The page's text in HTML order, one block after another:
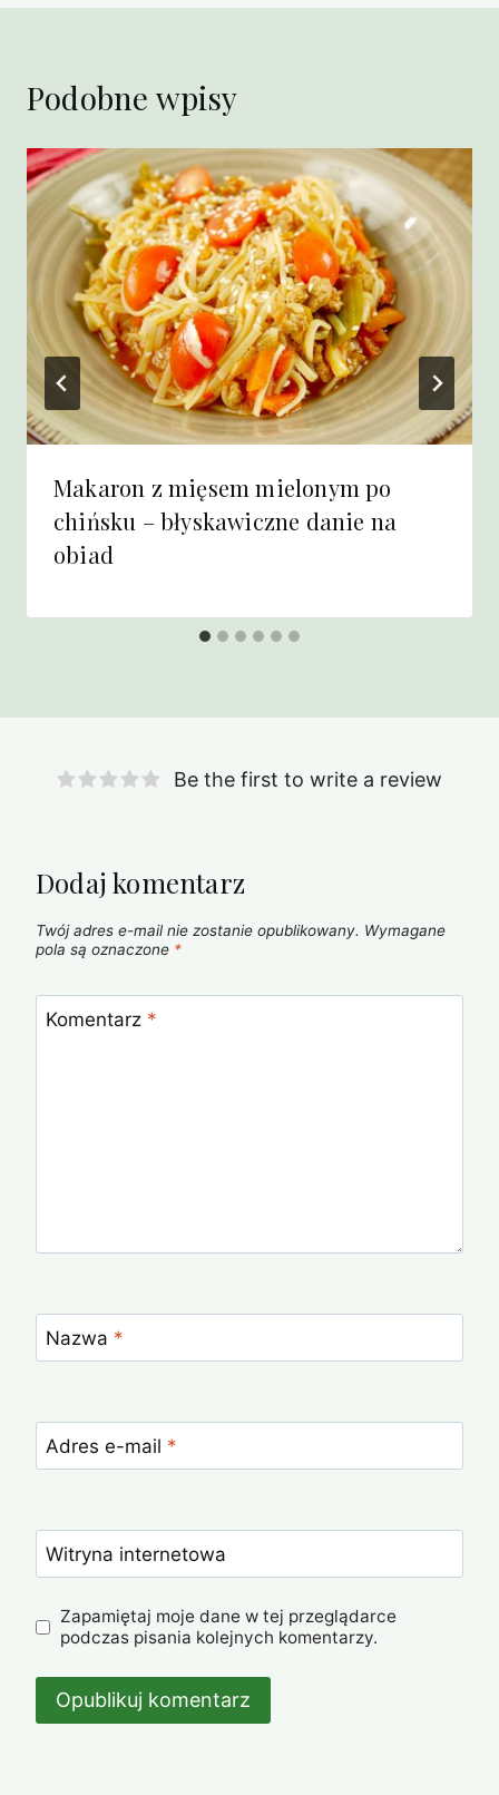
Podobne wpisy
Makaron z mięsem mielonym po
chińsku – błyskawiczne danie na
obiad
Be the first to write a review
Dodaj komentarz
Twój adres e-mail nie zostanie opublikowany. Wymagane
pola są oznaczone *
Komentarz *
Nazwa *
Adres e-mail *
Witryna internetowa
Zapamiętaj moje dane w tej przeglądarce
podczas pisania kolejnych komentarzy.